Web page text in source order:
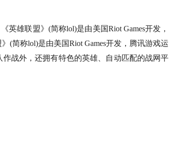
雄联盟》(简称lol)是由美国Riot Games开发，
(简称lol)是由美国Riot Games开发，腾讯游戏运
战外，还拥有特色的英雄、自动匹配的战网平